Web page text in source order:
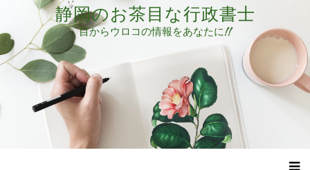
テ
ン
ツ
キ
静岡のお茶目な行政書士
目からウロコの情報をあなたに!!